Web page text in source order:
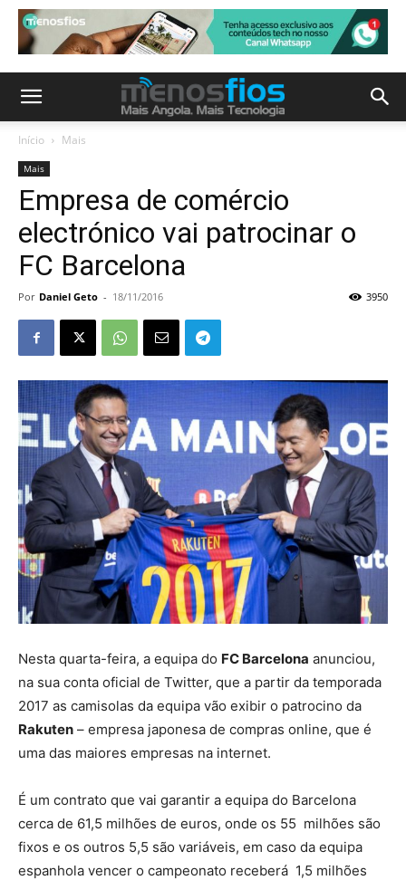
Início Mais
Mais
Empresa de comércio
electrónico vai patrocinar o
FC Barcelona
Por Daniel Geto - 18/11/2016 3950
Nesta quarta-feira, a equipa do FC Barcelona anunciou,
na sua conta oficial de Twitter, que a partir da temporada
2017 as camisolas da equipa vão exibir o patrocino da
Rakuten – empresa japonesa de compras online, que é
uma das maiores empresas na internet.
É um contrato que vai garantir a equipa do Barcelona
cerca de 61,5 milhões de euros, onde os 55 milhões são
fixos e os outros 5,5 são variáveis, em caso da equipa
espanhola vencer o campeonato receberá 1,5 milhões